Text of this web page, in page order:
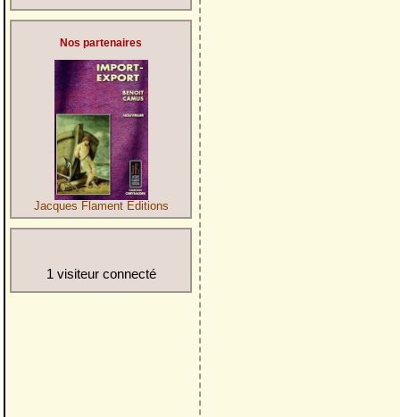
Nos partenaires
Jacques Flament Editions
1 visiteur connecté